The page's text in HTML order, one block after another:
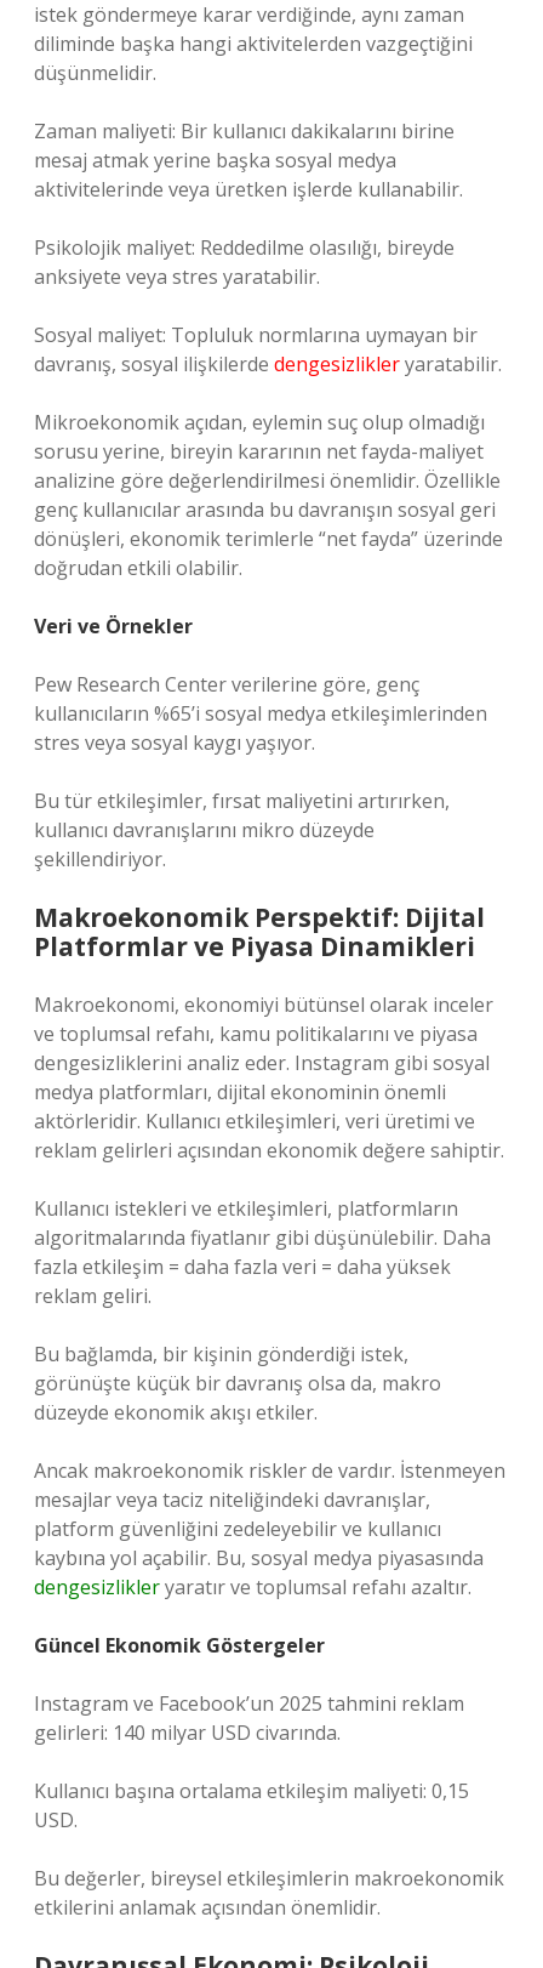
istek göndermeye karar verdiğinde, aynı zaman
diliminde başka hangi aktivitelerden vazgeçtiğini
düşünmelidir.
Zaman maliyeti: Bir kullanıcı dakikalarını birine
mesaj atmak yerine başka sosyal medya
aktivitelerinde veya üretken işlerde kullanabilir.
Psikolojik maliyet: Reddedilme olasılığı, bireyde
anksiyete veya stres yaratabilir.
Sosyal maliyet: Topluluk normlarına uymayan bir
davranış, sosyal ilişkilerde dengesizlikleryaratabilir.
Mikroekonomik açıdan, eylemin suç olup olmadığı
sorusu yerine, bireyin kararının net fayda-maliyet
analizine göre değerlendirilmesi önemlidir. Özellikle
genç kullanıcılar arasında bu davranışın sosyal geri
dönüşleri, ekonomik terimlerle “net fayda” üzerinde
doğrudan etkili olabilir.
Veri ve Örnekler
Pew Research Center verilerine göre, genç
kullanıcıların %65’i sosyal medya etkileşimlerinden
stres veya sosyal kaygı yaşıyor.
Bu tür etkileşimler, fırsat maliyetini artırırken,
kullanıcı davranışlarını mikro düzeyde
şekillendiriyor.
Makroekonomik Perspektif: Dijital
Platformlar ve Piyasa Dinamikleri
Makroekonomi, ekonomiyi bütünsel olarak inceler
ve toplumsal refahı, kamu politikalarını ve piyasa
dengesizliklerini analiz eder. Instagram gibi sosyal
medya platformları, dijital ekonominin önemli
aktörleridir. Kullanıcı etkileşimleri, veri üretimi ve
reklam gelirleri açısından ekonomik değere sahiptir.
Kullanıcı istekleri ve etkileşimleri, platformların
algoritmalarında fiyatlanır gibi düşünülebilir. Daha
fazla etkileşim = daha fazla veri = daha yüksek
reklam geliri.
Bu bağlamda, bir kişinin gönderdiği istek,
görünüşte küçük bir davranış olsa da, makro
düzeyde ekonomik akışı etkiler.
Ancak makroekonomik riskler de vardır. İstenmeyen
mesajlar veya taciz niteliğindeki davranışlar,
platform güvenliğini zedeleyebilir ve kullanıcı
kaybına yol açabilir. Bu, sosyal medya piyasasında
dengesizlikleryaratır ve toplumsal refahı azaltır.
Güncel Ekonomik Göstergeler
Instagram ve Facebook’un 2025 tahmini reklam
gelirleri: 140 milyar USD civarında.
Kullanıcı başına ortalama etkileşim maliyeti: 0,15
USD.
Bu değerler, bireysel etkileşimlerin makroekonomik
etkilerini anlamak açısından önemlidir.